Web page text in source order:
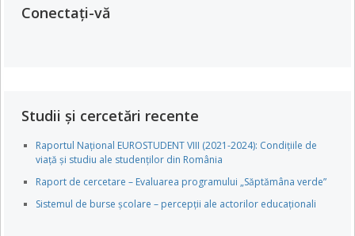
Conectați-vă
Studii și cercetări recente
Raportul Național EUROSTUDENT VIII (2021-2024): Condițiile de
viață și studiu ale studenților din România
Raport de cercetare – Evaluarea programului „Săptămâna verde”
Sistemul de burse școlare – percepții ale actorilor educaționali